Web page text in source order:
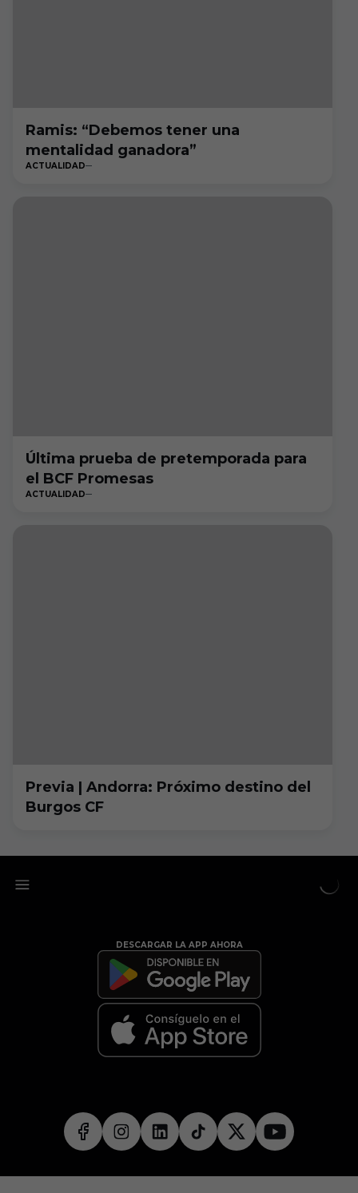
Ramis: “Debemos tener una
mentalidad ganadora”
ACTUALIDAD
Última prueba de pretemporada para
el BCF Promesas
ACTUALIDAD
Previa | Andorra: Próximo destino del
Burgos CF
DESCARGAR LA APP AHORA